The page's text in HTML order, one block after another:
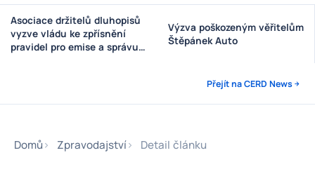
Asociace držitelů dluhopisů
vyzve vládu ke zpřísnění
pravidel pro emise a správu
Výzva poškozeným věřitelům
Štěpánek Auto
Přejít na CERD News
Domů Zpravodajství Detail článku